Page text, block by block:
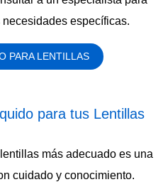
específicas.
PARA LENTILLAS
para tus Lentillas
más adecuado es una
cuidado y conocimiento.